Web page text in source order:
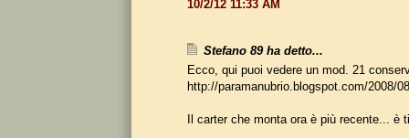
10/2/12 11:33 AM
Stefano 89 ha detto...
Ecco, qui puoi vedere un mod. 21
http://paramanubrio.blogspot.com/2008/
Il carter che monta ora è più recente... è